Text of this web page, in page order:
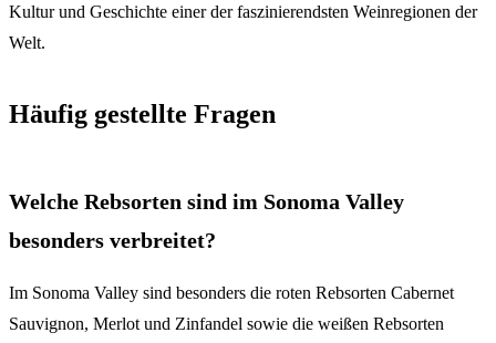
Kultur und Geschichte einer der faszinierendsten Weinregionen der
Welt.
Häufig gestellte Fragen
Welche Rebsorten sind im Sonoma Valley
besonders verbreitet?
Im Sonoma Valley sind besonders die roten Rebsorten Cabernet
Sauvignon, Merlot und Zinfandel sowie die weißen Rebsorten